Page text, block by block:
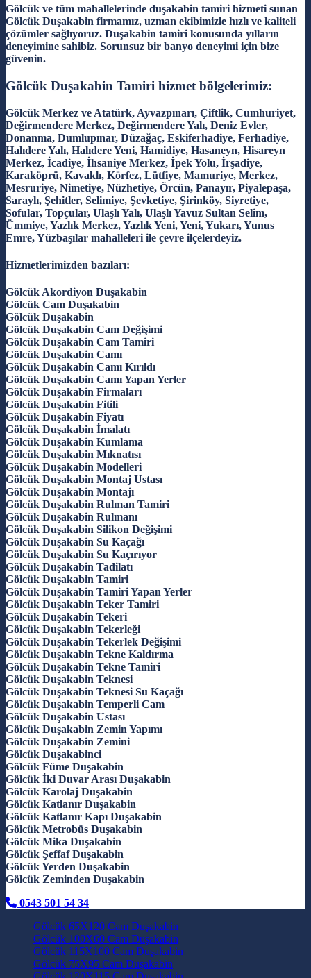
Gölcük ve tüm mahallelerinde duşakabin tamiri hizmeti sunan
Gölcük Duşakabin firmamız, uzman ekibimizle hızlı ve kaliteli
çözümler sağlıyoruz. Duşakabin tamiri konusunda yılların
deneyimine sahibiz. Sorunsuz bir banyo deneyimi için bize
güvenin.
Gölcük Duşakabin Tamiri hizmet bölgelerimiz:
Gölcük Merkez ve Atatürk, Ayvazpınarı, Çiftlik, Cumhuriyet,
Değirmendere Merkez, Değirmendere Yalı, Deniz Evler,
Donanma, Dumlupınar, Düzağaç, Eskiferhadiye, Ferhadiye,
Halıdere Yalı, Halıdere Yeni, Hamidiye, Hasaneyn, Hisareyn
Merkez, İcadiye, İhsaniye Merkez, İpek Yolu, İrşadiye,
Karaköprü, Kavaklı, Körfez, Lütfiye, Mamuriye, Merkez,
Mesruriye, Nimetiye, Nüzhetiye, Örcün, Panayır, Piyalepaşa,
Saraylı, Şehitler, Selimiye, Şevketiye, Şirinköy, Siyretiye,
Sofular, Topçular, Ulaşlı Yalı, Ulaşlı Yavuz Sultan Selim,
Ümmiye, Yazlık Merkez, Yazlık Yeni, Yeni, Yukarı, Yunus
Emre, Yüzbaşılar mahalleleri ile çevre ilçelerdeyiz.
Hizmetlerimizden bazıları:
Gölcük Akordiyon Duşakabin
Gölcük Cam Duşakabin
Gölcük Duşakabin
Gölcük Duşakabin Cam Değişimi
Gölcük Duşakabin Cam Tamiri
Gölcük Duşakabin Camı
Gölcük Duşakabin Camı Kırıldı
Gölcük Duşakabin Camı Yapan Yerler
Gölcük Duşakabin Firmaları
Gölcük Duşakabin Fitili
Gölcük Duşakabin Fiyatı
Gölcük Duşakabin İmalatı
Gölcük Duşakabin Kumlama
Gölcük Duşakabin Mıknatısı
Gölcük Duşakabin Modelleri
Gölcük Duşakabin Montaj Ustası
Gölcük Duşakabin Montajı
Gölcük Duşakabin Rulman Tamiri
Gölcük Duşakabin Rulmanı
Gölcük Duşakabin Silikon Değişimi
Gölcük Duşakabin Su Kaçağı
Gölcük Duşakabin Su Kaçırıyor
Gölcük Duşakabin Tadilatı
Gölcük Duşakabin Tamiri
Gölcük Duşakabin Tamiri Yapan Yerler
Gölcük Duşakabin Teker Tamiri
Gölcük Duşakabin Tekeri
Gölcük Duşakabin Tekerleği
Gölcük Duşakabin Tekerlek Değişimi
Gölcük Duşakabin Tekne Kaldırma
Gölcük Duşakabin Tekne Tamiri
Gölcük Duşakabin Teknesi
Gölcük Duşakabin Teknesi Su Kaçağı
Gölcük Duşakabin Temperli Cam
Gölcük Duşakabin Ustası
Gölcük Duşakabin Zemin Yapımı
Gölcük Duşakabin Zemini
Gölcük Duşakabinci
Gölcük Füme Duşakabin
Gölcük İki Duvar Arası Duşakabin
Gölcük Karolaj Duşakabin
Gölcük Katlanır Duşakabin
Gölcük Katlanır Kapı Duşakabin
Gölcük Metrobüs Duşakabin
Gölcük Mika Duşakabin
Gölcük Şeffaf Duşakabin
Gölcük Yerden Duşakabin
Gölcük Zeminden Duşakabin
0543 501 54 34
Gölcük 65X120 Cam Duşakabin
Gölcük 100X60 Cam Duşakabin
Gölcük 115X100 Cam Duşakabin
Gölcük 75X95 Cam Duşakabin